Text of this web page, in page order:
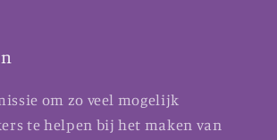
om zo veel mogelijk
te helpen bij het maken van